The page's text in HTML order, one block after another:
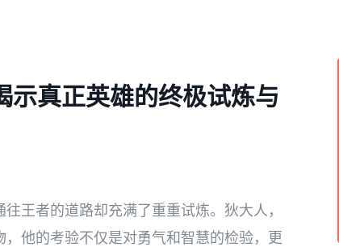
示真正英雄的终极试炼与
王者的道路却充满了重重试炼。狄大人，
他的考验不仅是对勇气和智慧的检验，更